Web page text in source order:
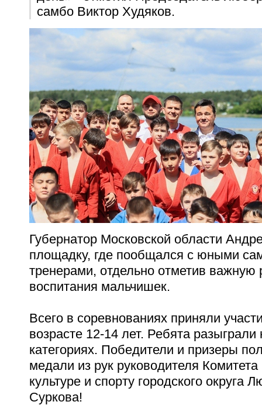
самбо Виктор Худяков.
Губернатор Московской области
площадку, где пообщался с юными
тренерами, отдельно отметив важную
воспитания мальчишек.
Всего в соревнованиях приняли
возрасте 12-14 лет. Ребята
категориях. Победители и призеры
медали из рук руководителя
культуре и спорту городского
Суркова!